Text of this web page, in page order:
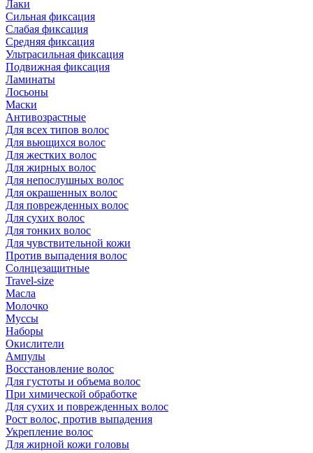
Лаки
Сильная фиксация
Слабая фиксация
Средняя фиксация
Ультрасильная фиксация
Подвижная фиксация
Ламинаты
Лосьоны
Маски
Антивозрастные
Для всех типов волос
Для вьющихся волос
Для жестких волос
Для жирных волос
Для непослушных волос
Для окрашенных волос
Для поврежденных волос
Для сухих волос
Для тонких волос
Для чувствительной кожи
Против выпадения волос
Солнцезащитные
Travel-size
Масла
Молочко
Муссы
Наборы
Окислители
Ампулы
Восстановление волос
Для густоты и объема волос
При химической обработке
Для сухих и поврежденных волос
Рост волос, против выпадения
Укрепление волос
Для жирной кожи головы